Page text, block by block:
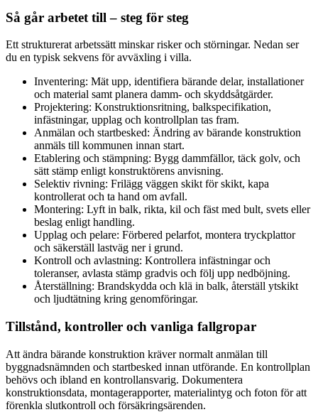
Så går arbetet till – steg för steg
Ett strukturerat arbetssätt minskar risker och störningar. Nedan ser
du en typisk sekvens för avväxling i villa.
Inventering: Mät upp, identifiera bärande delar, installationer
och material samt planera damm- och skyddsåtgärder.
Projektering: Konstruktionsritning, balkspecifikation,
infästningar, upplag och kontrollplan tas fram.
Anmälan och startbesked: Ändring av bärande konstruktion
anmäls till kommunen innan start.
Etablering och stämpning: Bygg dammfällor, täck golv, och
sätt stämp enligt konstruktörens anvisning.
Selektiv rivning: Frilägg väggen skikt för skikt, kapa
kontrollerat och ta hand om avfall.
Montering: Lyft in balk, rikta, kil och fäst med bult, svets eller
beslag enligt handling.
Upplag och pelare: Förbered pelarfot, montera tryckplattor
och säkerställ lastväg ner i grund.
Kontroll och avlastning: Kontrollera infästningar och
toleranser, avlasta stämp gradvis och följ upp nedböjning.
Återställning: Brandskydda och klä in balk, återställ ytskikt
och ljudtätning kring genomföringar.
Tillstånd, kontroller och vanliga fallgropar
Att ändra bärande konstruktion kräver normalt anmälan till
byggnadsnämnden och startbesked innan utförande. En kontrollplan
behövs och ibland en kontrollansvarig. Dokumentera
konstruktionsdata, montagerapporter, materialintyg och foton för att
förenkla slutkontroll och försäkringsärenden.